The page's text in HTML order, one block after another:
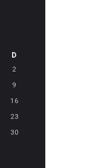
D
2
9
16
23
30